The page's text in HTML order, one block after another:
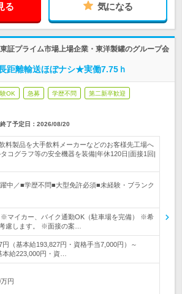
る 気になる
証プライム市場上場企業・東洋製罐のグループ会
距離輸送ほぼナシ★実働7.75ｈ
OK 急募 学歴不問 第二新卒歓迎
終了予定日： 2026/08/20
料製品を大手飲料メーカーなどのお客様先工場へ
コグラフ等の安全機器を装備|年休120日|面接1回|
中／■学歴不問■大型免許必須■未経験・ブランク
※マイカー、バイク通勤OK（駐車場を完備） ※希
慮します。 ※面接の案…
円（基本給193,827円・資格手当7,000円）～
本給223,000円・資…
円